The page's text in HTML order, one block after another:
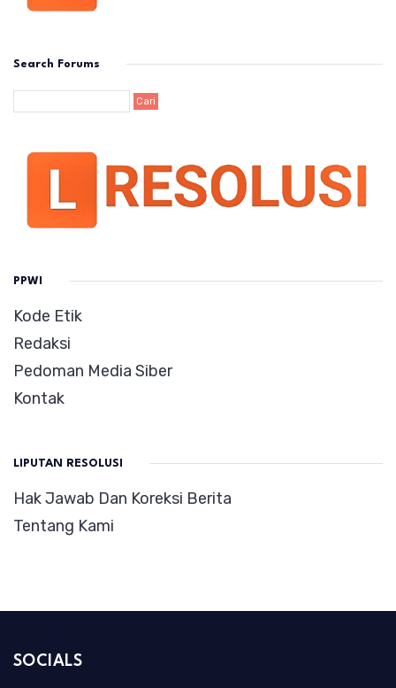
Search Forums
PPWI
Kode Etik
Redaksi
Pedoman Media Siber
Kontak
LIPUTAN RESOLUSI
Hak Jawab Dan Koreksi Berita
Tentang Kami
SOCIALS